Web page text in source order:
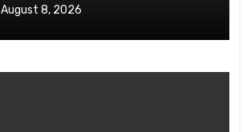
August 8, 2026